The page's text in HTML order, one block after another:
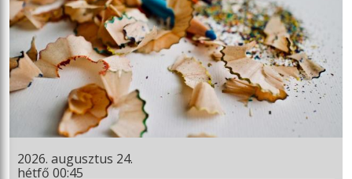
2026. augusztus 24.
hétfő 00:45